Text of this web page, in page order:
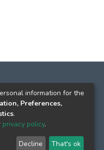
2
information for the
Preferences,
.
privacy policy.
Decline That's ok